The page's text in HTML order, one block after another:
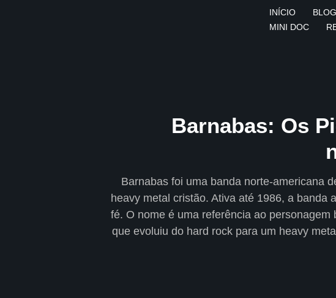
INÍCIO BLOG
MINI DOC
Barnabas: Os
Barnabas foi uma banda norte-americana
heavy metal cristão. Ativa até 1986, a banda
fé. O nome é uma referência ao
que evoluiu do hard rock para um heavy